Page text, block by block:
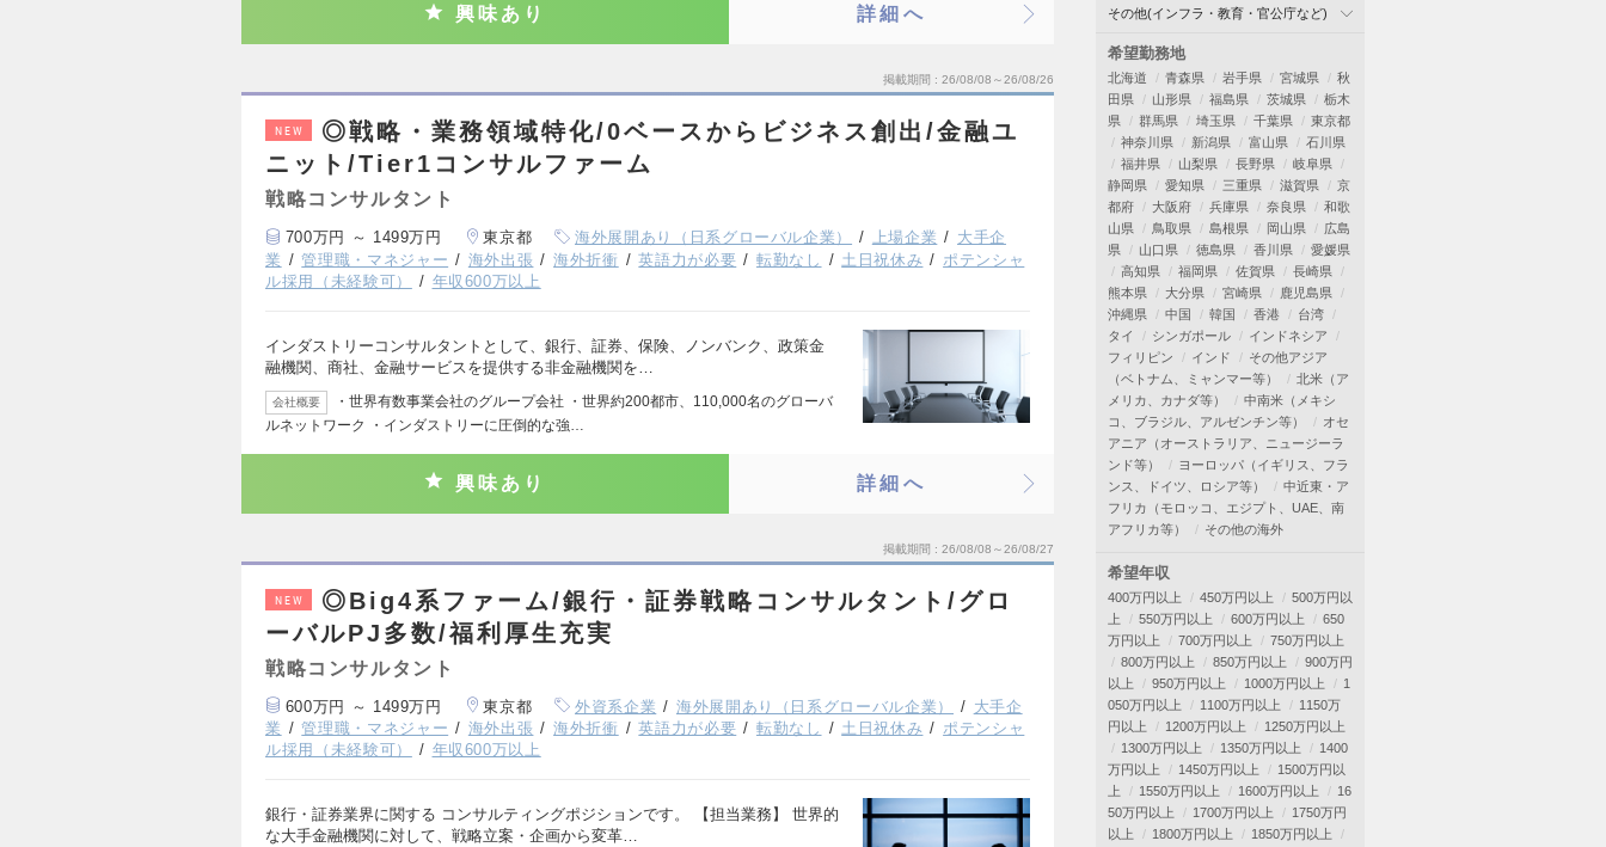
興味あり 詳細へ
掲載期間 26/08/08～26/08/26
NEW
◎戦略・業務領域特化/0ベースからビジネス創出/金融ユ
ニット/Tier1コンサルファーム
戦略コンサルタント
700万円 ～ 1499万円 東京都 海外展開あり（日系グローバル企業） 上場企業
大手企
業
管理職・マネジャー 海外出張 海外折衝 英語力が必要 転勤なし 土日祝休み
ポテンシャ
ル採用（未経験可）
年収600万以上
インダストリーコンサルタントとして、銀行、証券、保険、ノンバンク、政策金
融機関、商社、金融サービスを提供する非金融機関を…
会社概要
・世界有数事業会社のグループ会社 ・世界約200都市、110,000名のグローバ
ルネットワーク ・インダストリーに圧倒的な強…
興味あり 詳細へ
掲載期間 26/08/08～26/08/27
NEW
◎Big4系ファーム/銀行・証券戦略コンサルタント/グロ
ーバルPJ多数/福利厚生充実
戦略コンサルタント
600万円 ～ 1499万円 東京都 外資系企業 海外展開あり（日系グローバル企業）
大手企
業
管理職・マネジャー 海外出張 海外折衝 英語力が必要 転勤なし 土日祝休み
ポテンシャ
ル採用（未経験可）
年収600万以上
銀行・証券業界に関する コンサルティングポジションです。 【担当業務】 世界的
な大手金融機関に対して、戦略立案・企画から変革…
その他(インフラ・教育・官公庁など)
希望勤務地
北海道 青森県 岩手県 宮城県
秋
田県
山形県 福島県 茨城県
栃木
県
群馬県 埼玉県 千葉県
東京都
神奈川県
新潟県 富山県
石川県
福井県
山梨県 長野県
岐阜県
静岡県
愛知県 三重県 滋賀県
京
都府
大阪府 兵庫県 奈良県
和歌
山県
鳥取県 島根県 岡山県
広島
県
山口県 徳島県 香川県
愛媛県
高知県
福岡県 佐賀県
長崎県
熊本県
大分県 宮崎県
鹿児島県
沖縄県
中国 韓国 香港
台湾
タイ
シンガポール
インドネシア
フィリピン
インド
その他アジア
（ベトナム、ミャンマー等）
北米（ア
メリカ、カナダ等）
中南米（メキシ
コ、ブラジル、アルゼンチン等）
オセ
アニア（オーストラリア、ニュージーラ
ンド等）
ヨーロッパ（イギリス、フラ
ンス、ドイツ、ロシア等）
中近東・ア
フリカ（モロッコ、エジプト、UAE、南
アフリカ等）
その他の海外
希望年収
400万円以上 450万円以上
500万円以
上
550万円以上 600万円以上
650
万円以上
700万円以上
750万円以上
800万円以上
850万円以上
900万円
以上
950万円以上 1000万円以上
1
050万円以上
1100万円以上
1150万
円以上
1200万円以上
1250万円以上
1300万円以上
1350万円以上
1400
万円以上
1450万円以上
1500万円以
上
1550万円以上 1600万円以上
16
50万円以上
1700万円以上
1750万円
以上
1800万円以上
1850万円以上